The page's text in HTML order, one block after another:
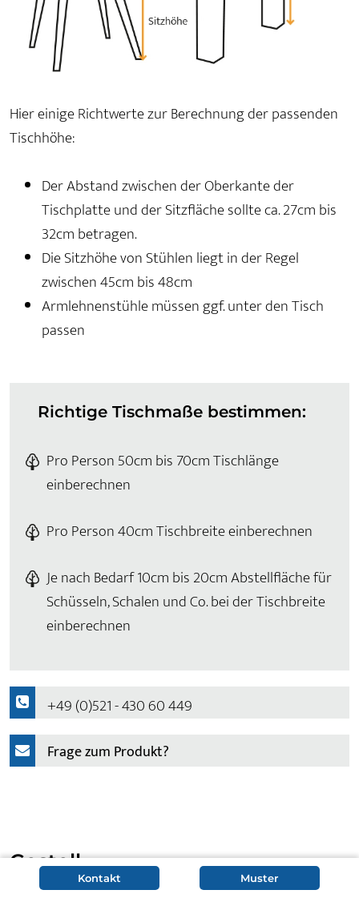
Hier einige Richtwerte zur Berechnung der passenden
Tischhöhe:
Der Abstand zwischen der Oberkante der
Tischplatte und der Sitzfläche sollte ca. 27cm bis
32cm betragen.
Die Sitzhöhe von Stühlen liegt in der Regel
zwischen 45cm bis 48cm
Armlehnenstühle müssen ggf. unter den Tisch
passen
Richtige Tischmaße bestimmen:
Pro Person 50cm bis 70cm Tischlänge
einberechnen
Pro Person 40cm Tischbreite einberechnen
Je nach Bedarf 10cm bis 20cm Abstellfläche für
Schüsseln, Schalen und Co. bei der Tischbreite
einberechnen
+49 (0)521 - 430 60 449
Frage zum Produkt?
Gestell
Kontakt Muster